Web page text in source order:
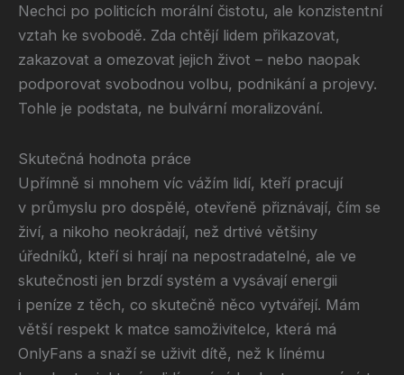
Nechci po politicích morální čistotu, ale konzistentní
vztah ke svobodě. Zda chtějí lidem přikazovat,
zakazovat a omezovat jejich život – nebo naopak
podporovat svobodnou volbu, podnikání a projevy.
Tohle je podstata, ne bulvární moralizování.
Skutečná hodnota práce
Upřímně si mnohem víc vážím lidí, kteří pracují
v průmyslu pro dospělé, otevřeně přiznávají, čím se
živí, a nikoho neokrádají, než drtivé většiny
úředníků, kteří si hrají na nepostradatelné, ale ve
skutečnosti jen brzdí systém a vysávají energii
i peníze z těch, co skutečně něco vytvářejí. Mám
větší respekt k matce samoživitelce, která má
OnlyFans a snaží se uživit dítě, než k línému